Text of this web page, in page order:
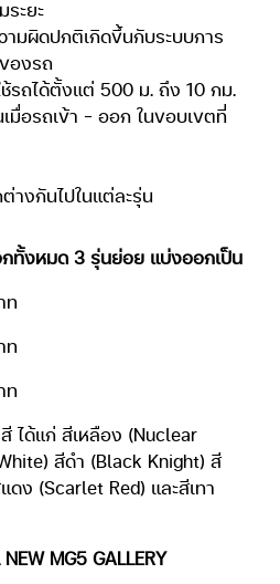
ะยะ
ามผิดปกติเกิดขึ้นกับระบบการ
องรถ
รถได้ตั้งแต่ 500 ม. ถึง 10 กม.
มื่อรถเข้า – ออก ในขอบเขตที่
งกันไปในแต่ละรุ่น
กทั้งหมด 3 รุ่นย่อย แบ่งออกเป็น
ท
ท
ท
ได้แก่ สีเหลือง (Nuclear
สีดำ (Black Knight) สี
ง (Scarlet Red) และสีเทา
MG5 GALLERY